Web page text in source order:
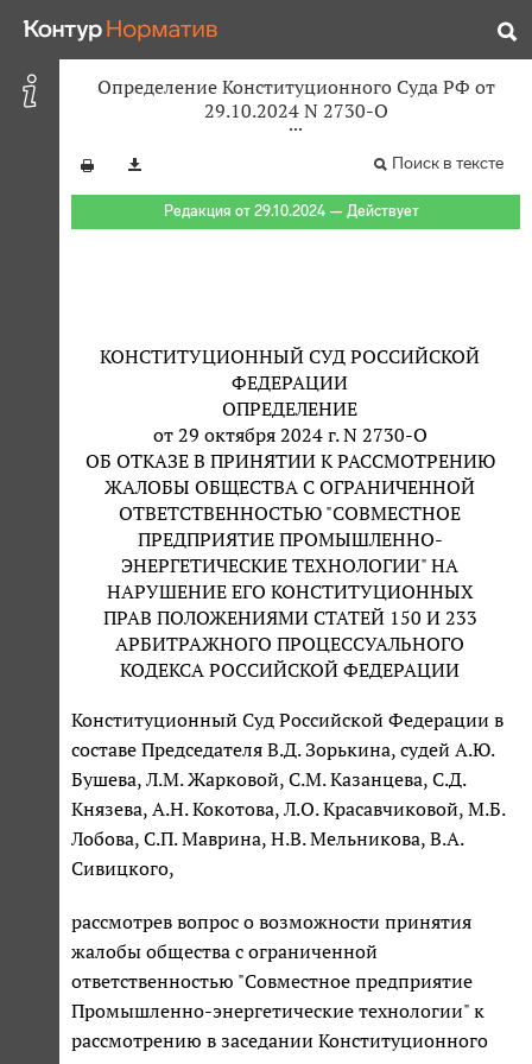
Определение Конституционного Суда РФ от
29.10.2024 N 2730-О
Поиск в тексте
Редакция от 29.10.2024 — Действует
КОНСТИТУЦИОННЫЙ СУД РОССИЙСКОЙ
ФЕДЕРАЦИИ
ОПРЕДЕЛЕНИЕ
от 29 октября 2024 г. N 2730-О
ОБ ОТКАЗЕ В ПРИНЯТИИ К РАССМОТРЕНИЮ
ЖАЛОБЫ ОБЩЕСТВА С ОГРАНИЧЕННОЙ
ОТВЕТСТВЕННОСТЬЮ "СОВМЕСТНОЕ
ПРЕДПРИЯТИЕ ПРОМЫШЛЕННО-
ЭНЕРГЕТИЧЕСКИЕ ТЕХНОЛОГИИ" НА
НАРУШЕНИЕ ЕГО КОНСТИТУЦИОННЫХ
ПРАВ ПОЛОЖЕНИЯМИ СТАТЕЙ 150 И 233
АРБИТРАЖНОГО ПРОЦЕССУАЛЬНОГО
КОДЕКСА РОССИЙСКОЙ ФЕДЕРАЦИИ
Конституционный Суд Российской Федерации в
составе Председателя В.Д. Зорькина, судей А.Ю.
Бушева, Л.М. Жарковой, С.М. Казанцева, С.Д.
Князева, А.Н. Кокотова, Л.О. Красавчиковой, М.Б.
Лобова, С.П. Маврина, Н.В. Мельникова, В.А.
Сивицкого,
рассмотрев вопрос о возможности принятия
жалобы общества с ограниченной
ответственностью "Совместное предприятие
Промышленно-энергетические технологии" к
рассмотрению в заседании Конституционного